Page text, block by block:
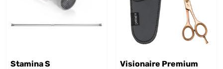
Stamina S
Visionaire Premium